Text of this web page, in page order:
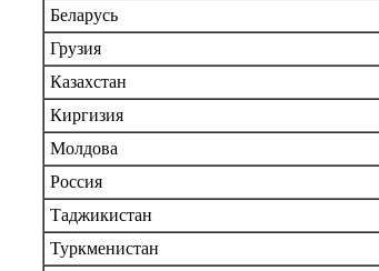
Беларусь
Грузия
Казахстан
Киргизия
Молдова
Россия
Таджикистан
Туркменистан